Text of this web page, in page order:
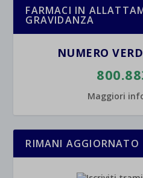
FARMACI IN
GRAVIDANZA
NUMERO
Maggiori
RIMANI AGGIORNATO